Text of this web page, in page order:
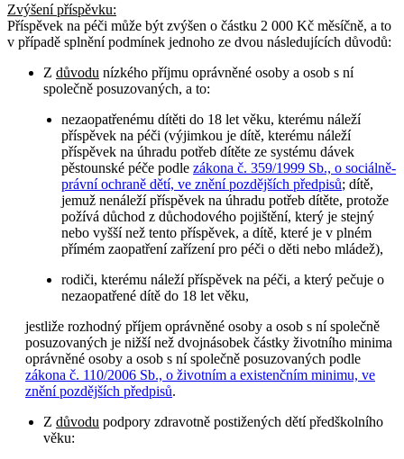
Zvýšení příspěvku:
Příspěvek na péči může být zvýšen o částku 2 000 Kč měsíčně, a to
v případě splnění podmínek jednoho ze dvou následujících důvodů:
Z důvodu nízkého příjmu oprávněné osoby a osob s ní
společně posuzovaných, a to:
nezaopatřenému dítěti do 18 let věku, kterému náleží
příspěvek na péči (výjimkou je dítě, kterému náleží
příspěvek na úhradu potřeb dítěte ze systému dávek
pěstounské péče podlezákona č. 359/1999 Sb., o sociálně-
právní ochraně dětí, ve znění pozdějších předpisů; dítě,
jemuž nenáleží příspěvek na úhradu potřeb dítěte, protože
požívá důchod z důchodového pojištění, který je stejný
nebo vyšší než tento příspěvek, a dítě, které je v plném
přímém zaopatření zařízení pro péči o děti nebo mládež),
rodiči, kterému náleží příspěvek na péči, a který pečuje o
nezaopatřené dítě do 18 let věku,
jestliže rozhodný příjem oprávněné osoby a osob s ní společně
posuzovaných je nižší než dvojnásobek částky životního minima
oprávněné osoby a osob s ní společně posuzovaných podle
zákona č. 110/2006 Sb., o životním a existenčním minimu, ve
znění pozdějších předpisů.
Z důvodu podpory zdravotně postižených dětí předškolního
věku: